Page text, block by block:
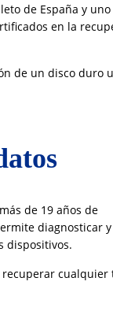
de España y
en la
de un disco duro
de 19 años de
diagnosticar
dispositivos.
recuperar cualquier